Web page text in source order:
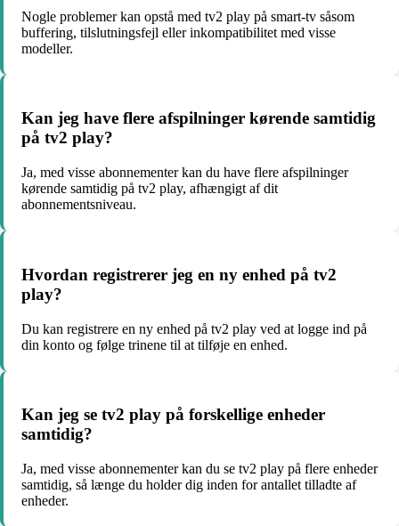
Nogle problemer kan opstå med tv2 play på smart-tv såsom
buffering, tilslutningsfejl eller inkompatibilitet med visse
modeller.
Kan jeg have flere afspilninger kørende samtidig
på tv2 play?
Ja, med visse abonnementer kan du have flere afspilninger
kørende samtidig på tv2 play, afhængigt af dit
abonnementsniveau.
Hvordan registrerer jeg en ny enhed på tv2
play?
Du kan registrere en ny enhed på tv2 play ved at logge ind på
din konto og følge trinene til at tilføje en enhed.
Kan jeg se tv2 play på forskellige enheder
samtidig?
Ja, med visse abonnementer kan du se tv2 play på flere enheder
samtidig, så længe du holder dig inden for antallet tilladte af
enheder.